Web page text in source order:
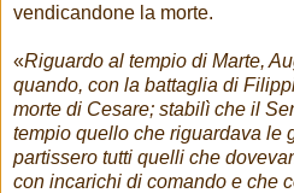
vendicandone la morte.
«Riguardo al tempio di Marte,
quando, con la battaglia di
morte di Cesare; stabilì che il
tempio quello che riguardava le
partissero tutti quelli che
con incarichi di comando e che